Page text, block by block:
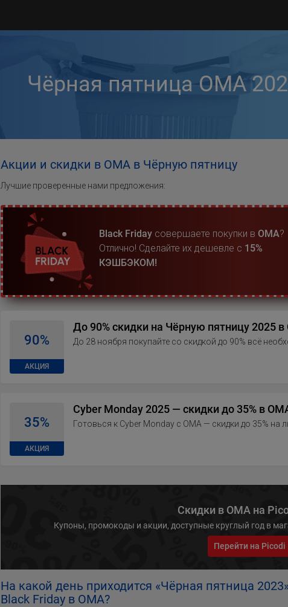
Чёрная пятница ОМА
Акции и скидки в ОМА в Чёрную пятницу
Лучшие проверенные нами предложения:
Black Friday совершаете покупки в ОМА?
Отлично! Сделайте их дешевле с 15%
КЭШБЭКОМ!
90%
АКЦИЯ
До 90% скидки на Чёрную пятницу 2025 в
До 28 ноября покупайте со скидкой до 90% всё
35%
АКЦИЯ
Cyber Monday 2025 — скидки до 35% в
Готовься к Cyber Monday с ОМА — скидки до 35% на
Скидки в ОМА на
Купоны, промокоды и акции, доступные круглый год в
Перейти на Picodi
На какой день приходится «Чёрная пятница
Black Friday в ОМА?